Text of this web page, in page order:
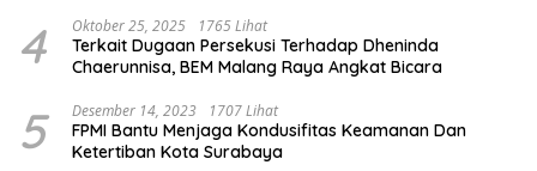
4 Oktober 25, 2025 1765 Lihat
Terkait Dugaan Persekusi Terhadap Dheninda
Chaerunnisa, BEM Malang Raya Angkat Bicara
5 Desember 14, 2023 1707 Lihat
FPMI Bantu Menjaga Kondusifitas Keamanan Dan
Ketertiban Kota Surabaya